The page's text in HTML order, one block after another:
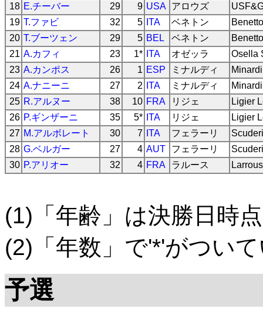
18 E.チーバー 29 9 USA アロウズ
19 T.ファビ 32 5 ITA ベネトン
20 T.ブーツェン 29 5 BEL ベネトン
21 A.カフィ 23 1* ITA オゼッラ
Osella
23 A.カンポス 26 1 ESP ミナルディ
24 A.ナニーニ 27 2 ITA ミナルディ
25 R.アルヌー 38 10 FRA リジェ
Ligier
26 P.ギンザーニ 35 5* ITA リジェ
Ligier
27 M.アルボレート 30 7 ITA フェラーリ
28 G.ベルガー 27 4 AUT フェラーリ
30 P.アリオー 32 4 FRA ラルース
(1)「年齢」は決勝日時点
(2)「年数」で'*'がつい
予選